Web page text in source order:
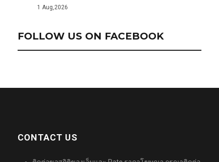
1 Aug,2026
FOLLOW US ON FACEBOOK
CONTACT US